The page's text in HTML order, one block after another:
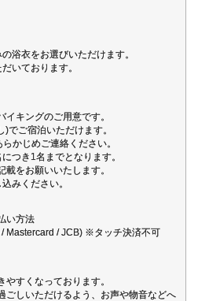
浴衣をお選びいただけます。
いております。
イキングのご用意です。
でご宿泊いただけます。
かじめご連絡ください。
つき1名までとなります。
載をお願いいたします。
みください。
い方法
Mastercard / JCB) ※タッチ決済不可
すくなっております。
ごしいただけるよう、お声や物音などへ